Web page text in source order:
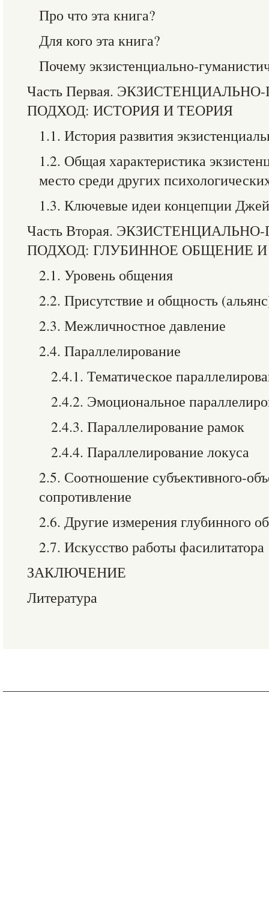
Про что эта книга?
Для кого эта книга?
Почему экзистенциально-
Часть Первая.
ПОДХОД: ИСТОРИЯ И ТЕОРИЯ
1.1. История развития
1.2. Общая характеристика
место среди других
1.3. Ключевые идеи концепции
Часть Вторая.
ПОДХОД: ГЛУБИННОЕ ОБЩЕНИЕ
2.1. Уровень общения
2.2. Присутствие и общность
2.3. Межличностное давление
2.4. Параллелирование
2.4.1. Тематическое
2.4.2. Эмоциональное
2.4.3. Параллелирование рамок
2.4.4. Параллелирование локуса
2.5. Соотношение субъективного-
сопротивление
2.6. Другие измерения глубинного
2.7. Искусство работы фасилитатора
ЗАКЛЮЧЕНИЕ
Литература